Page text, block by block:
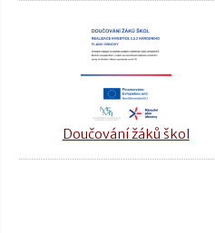
Doučování žáků škol